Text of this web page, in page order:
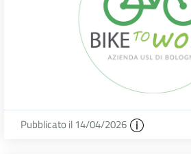
Pubblicato il 14/04/2026